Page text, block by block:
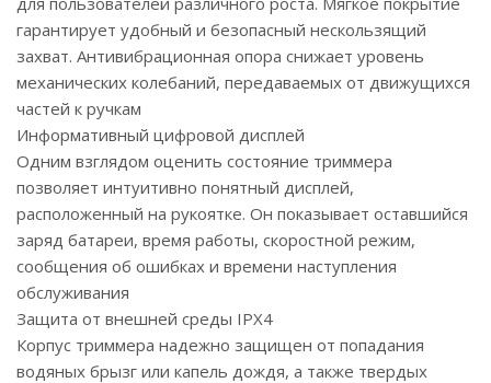
гарантирует удобный и безопасный нескользящий
захват. Антивибрационная опора снижает уровень
механических колебаний, передаваемых от движущихся
частей к ручкам
Информативный цифровой дисплей
Одним взглядом оценить состояние триммера
позволяет интуитивно понятный дисплей,
расположенный на рукоятке. Он показывает оставшийся
заряд батареи, время работы, скоростной режим,
сообщения об ошибках и времени наступления
обслуживания
Защита от внешней среды IPX4
Корпус триммера надежно защищен от попадания
водяных брызг или капель дождя, а также твердых